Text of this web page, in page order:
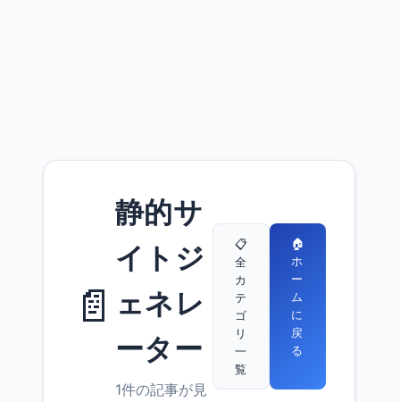
📄
静的サ
イトジ
ェネレ
ーター
1件の記事が見
📋
全
カ
テ
ゴ
リ
一
覧
🏠
ホ
ー
ム
に
戻
る